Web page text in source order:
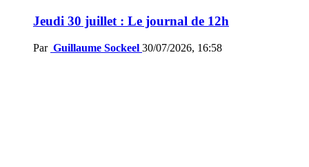
Jeudi 30 juillet : Le journal de 12h
Par Guillaume Sockeel 30/07/2026, 16:58